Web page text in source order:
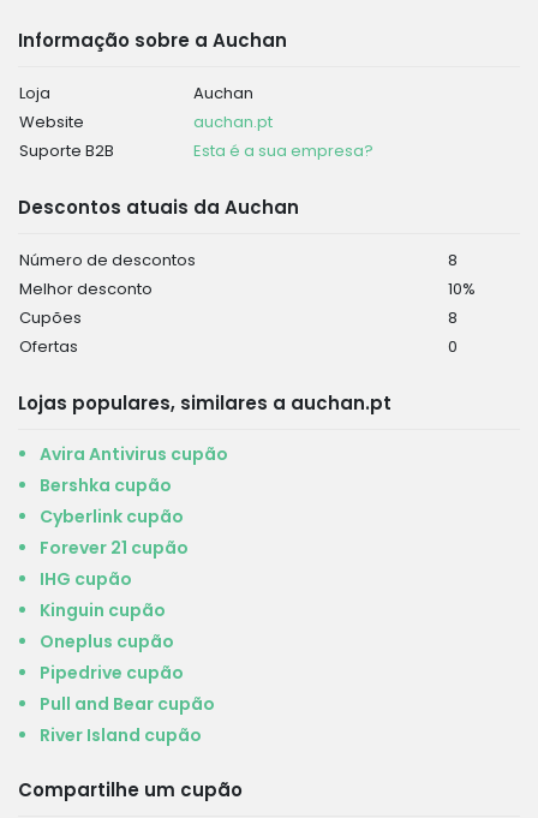
Informação sobre a Auchan
Loja
Auchan
Website
auchan.pt
Suporte B2B
Esta é a sua empresa?
Descontos atuais da Auchan
Número de descontos
8
Melhor desconto
10%
Cupões
8
Ofertas
0
Lojas populares, similares a auchan.pt
Avira Antivirus cupão
Bershka cupão
Cyberlink cupão
Forever 21 cupão
IHG cupão
Kinguin cupão
Oneplus cupão
Pipedrive cupão
Pull and Bear cupão
River Island cupão
Compartilhe um cupão